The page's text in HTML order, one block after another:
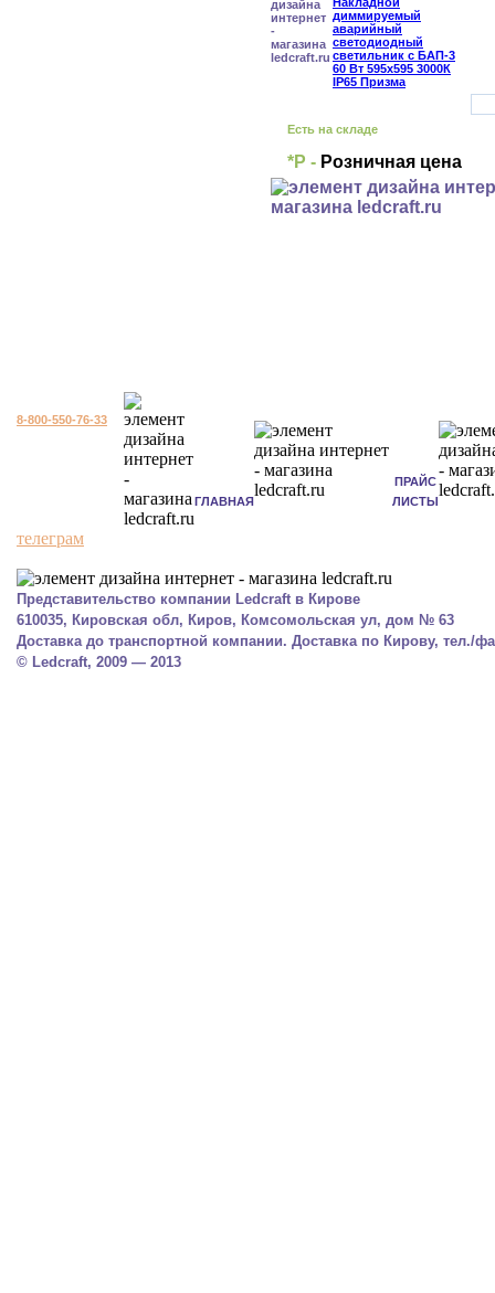
Есть на складе
*Р - Розничная цена
8-800-550-76-33
ГЛАВНАЯ
ПРАЙС
ЛИСТЫ
телеграм
Представительство компании Ledcraft в Кирове
610035, Кировская обл, Киров, Комсомольская ул, дом № 63
Доставка до транспортной компании. Доставка по Кирову, тел./
© Ledcraft, 2009 — 2013